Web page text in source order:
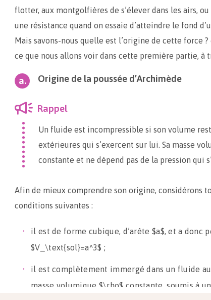
flotter, aux montgolfières de s’élever dans les airs,
une résistance quand on essaie d’atteindre le fond
Mais savons-nous quelle est l’origine de cette force
ce que nous allons voir dans cette première partie, à
Origine de la poussée d’Archimède
Rappel
Un fluide est incompressible si son volume
extérieures qui s’exercent sur lui. Sa masse
constante et ne dépend pas de la pression qui
Afin de mieux comprendre son origine, considérons
conditions suivantes :
il est de forme cubique, d’arête $a$, et a donc
$V_\text{sol}=a^3$ ;
il est complètement immergé dans un fluide
masse volumique $\rho$ constante, soumis à